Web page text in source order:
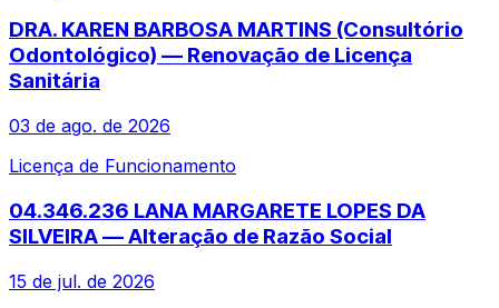
DRA. KAREN BARBOSA MARTINS (Consultório
Odontológico) — Renovação de Licença
Sanitária
03 de ago. de 2026
Licença de Funcionamento
04.346.236 LANA MARGARETE LOPES DA
SILVEIRA — Alteração de Razão Social
15 de jul. de 2026